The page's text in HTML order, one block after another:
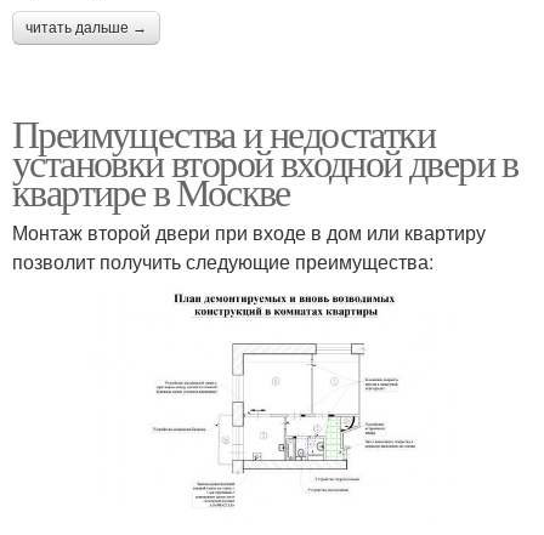
читать дальше →
Преимущества и недостатки
установки второй входной двери в
квартире в Москве
Монтаж второй двери при входе в дом или квартиру
позволит получить следующие преимущества: